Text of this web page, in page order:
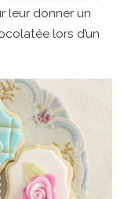
leur donner un
lors d’un